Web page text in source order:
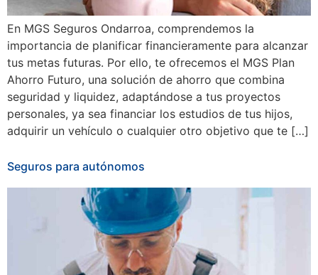
En MGS Seguros Ondarroa, comprendemos la
importancia de planificar financieramente para alcanzar
tus metas futuras. Por ello, te ofrecemos el MGS Plan
Ahorro Futuro, una solución de ahorro que combina
seguridad y liquidez, adaptándose a tus proyectos
personales, ya sea financiar los estudios de tus hijos,
adquirir un vehículo o cualquier otro objetivo que te […]
Seguros para autónomos